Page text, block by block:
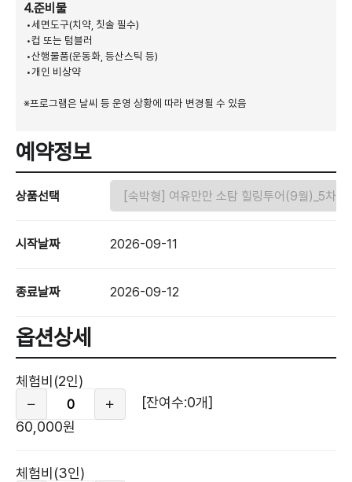
4.준비물
•세면도구(치약, 칫솔 필수)
•컵 또는 텀블러
•산행물품(운동화, 등산스틱 등)
•개인 비상약
※프로그램은 날씨 등 운영 상황에 따라 변경될 수 있음
예약정보
상품선택
시작날짜 2026-09-11
종료날짜 2026-09-12
옵션상세
옵
션
상
체험비(2인)
[잔여수:0개]
60,000원
체험비(3인)